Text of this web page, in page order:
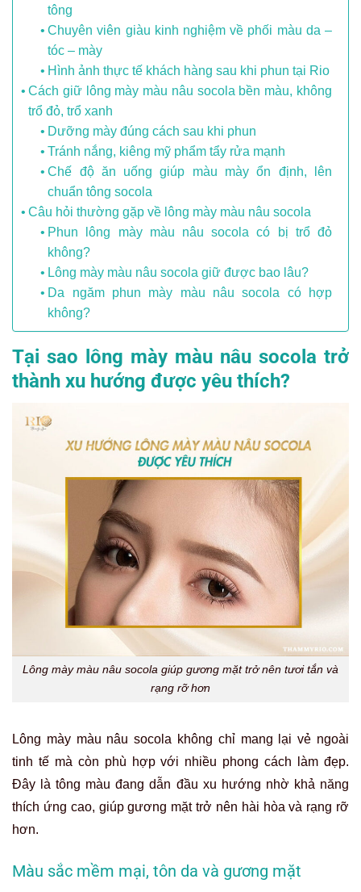
tông
Chuyên viên giàu kinh nghiệm về phối màu da –
tóc – mày
Hình ảnh thực tế khách hàng sau khi phun tại Rio
Cách giữ lông mày màu nâu socola bền màu, không
trổ đỏ, trổ xanh
Dưỡng mày đúng cách sau khi phun
Tránh nắng, kiêng mỹ phẩm tẩy rửa mạnh
Chế độ ăn uống giúp màu mày ổn định, lên
chuẩn tông socola
Câu hỏi thường gặp về lông mày màu nâu socola
Phun lông mày màu nâu socola có bị trổ đỏ
không?
Lông mày màu nâu socola giữ được bao lâu?
Da ngăm phun mày màu nâu socola có hợp
không?
Tại sao lông mày màu nâu socola trở
thành xu hướng được yêu thích?
Lông mày màu nâu socola giúp gương mặt trở nên tươi tắn và
rạng rỡ hơn
Lông mày màu nâu socola không chỉ mang lại vẻ ngoài
tinh tế mà còn phù hợp với nhiều phong cách làm đẹp.
Đây là tông màu đang dẫn đầu xu hướng nhờ khả năng
thích ứng cao, giúp gương mặt trở nên hài hòa và rạng rỡ
hơn.
Màu sắc mềm mại, tôn da và gương mặt